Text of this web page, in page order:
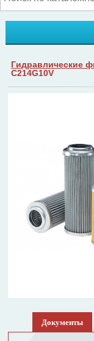
Гидравлические
C214G10V
Документы